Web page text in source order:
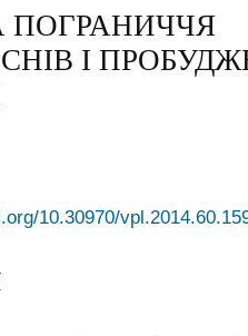
ПОГРАНИЧЧЯ
І
10.30970/